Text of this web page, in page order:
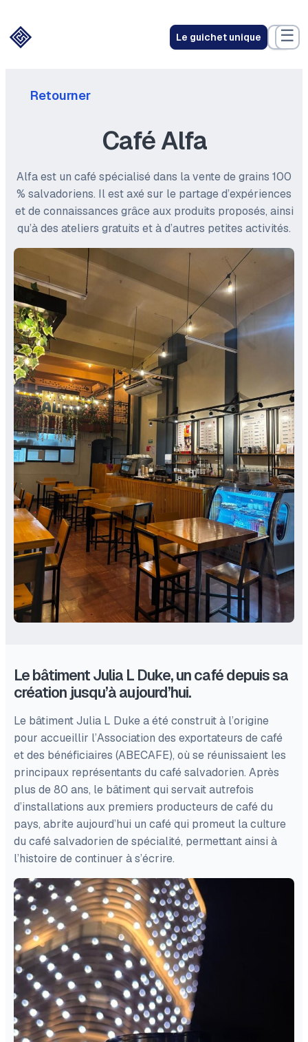
Le guichet unique ☰
Retourner
Café Alfa
Alfa est un café spécialisé dans la vente de grains 100
% salvadoriens. Il est axé sur le partage d’expériences
et de connaissances grâce aux produits proposés, ainsi
qu’à des ateliers gratuits et à d’autres petites activités.
Le bâtiment Julia L Duke, un café depuis sa
création jusqu’à aujourd’hui.
Le bâtiment Julia L Duke a été construit à l’origine
pour accueillir l’Association des exportateurs de café
et des bénéficiaires (ABECAFE), où se réunissaient les
principaux représentants du café salvadorien. Après
plus de 80 ans, le bâtiment qui servait autrefois
d’installations aux premiers producteurs de café du
pays, abrite aujourd’hui un café qui promeut la culture
du café salvadorien de spécialité, permettant ainsi à
l’histoire de continuer à s’écrire.